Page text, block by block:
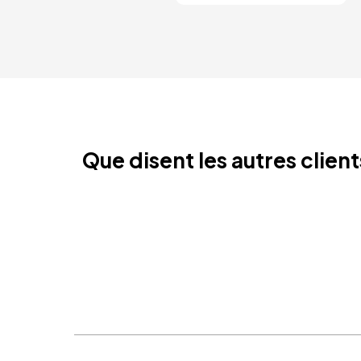
Que disent les autres